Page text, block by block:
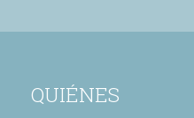
QUIÉNES